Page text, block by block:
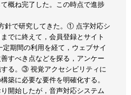
概ね完了した。この時点で進捗
針で研究してきた。① 点字対応シ
でに終えて，会員登録とサイト
期間の利用を経て，ウェブサイ
すべき点などを探る，アンケー
する。③ 視覚アクセシビリティに
築に必要な要件を明確化する。
開始したが，音声対応システム